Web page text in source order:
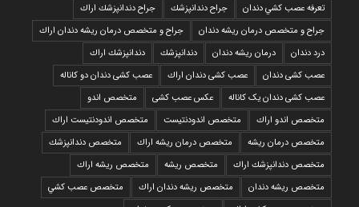
تعرفه عصب كشي دندان
جراح دندانپزشك
جراح دندانپزشك اراك
جراح و متخصص درمان ریشه دندان
جراح و متخصص درمان ریشه دندان اراك
درد دندان
درمان ریشه دندان دندانپزشك
دندانپزشك اراك
عصب کشی دندان
عصب کشی دندان اراك
عصب کشی دندان دو کاناله
عصب کشی دندان یک کاناله
عکس عصب کشی
متخصص اندو
متخصص اندو اراك
متخصص اندودنتيست
متخصص اندودنتيست اراك
متخصص درمان ريشه
متخصص درمان ريشه اراك
متخصص دندانپزشك
متخصص دندانپزشك اراك
متخصص ريشه
متخصص ريشه اراك
متخصص ريشه دندان
متخصص ريشه دندان اراك
متخصص عصب كشي